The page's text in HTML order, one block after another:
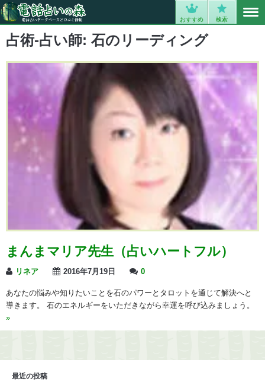
おすすめ 検索
占術-占い師: 石のリーディング
まんまマリア先生（占いハートフル）
リネア 2016年7月19日 0
あなたの悩みや知りたいことを石のパワーとタロットを通じて解決へと
導きます。 石のエネルギーをいただきながら幸運を呼び込みましょう。
»
最近の投稿